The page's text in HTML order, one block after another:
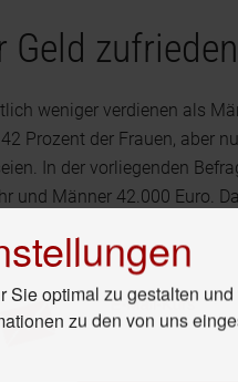
Geld
weniger verdienen als
Prozent der Frauen, aber
In der vorliegenden
und Männer 42.000 Euro.
Sie optimal zu gestalten
zu den von uns